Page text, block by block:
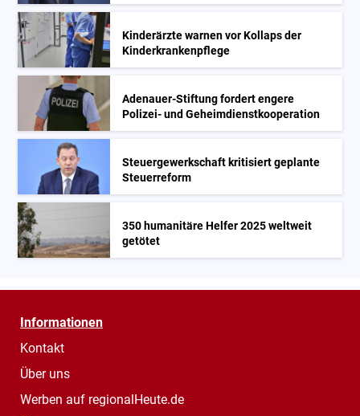
Kinderärzte warnen vor Kollaps der
Kinderkrankenpflege
Adenauer-Stiftung fordert engere
Polizei- und Geheimdienstkooperation
Steuergewerkschaft kritisiert geplante
Steuerreform
350 humanitäre Helfer 2025 weltweit
getötet
Informationen
Kontakt
Über uns
Werben auf regionalHeute.de